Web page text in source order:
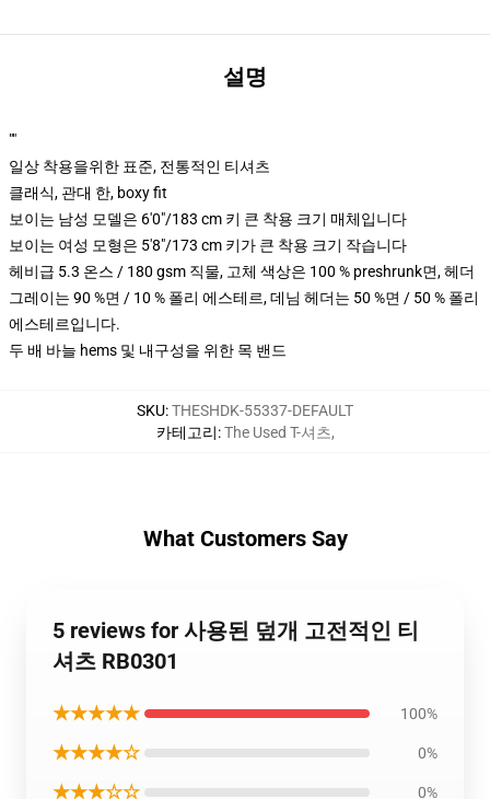
설명
""
일상 착용을위한 표준, 전통적인 티셔츠
클래식, 관대 한, boxy fit
보이는 남성 모델은 6'0"/183 cm 키 큰 착용 크기 매체입니다
보이는 여성 모형은 5'8"/173 cm 키가 큰 착용 크기 작습니다
헤비급 5.3 온스 / 180 gsm 직물, 고체 색상은 100 % preshrunk면, 헤더
그레이는 90 %면 / 10 % 폴리 에스테르, 데님 헤더는 50 %면 / 50 % 폴리
에스테르입니다.
두 배 바늘 hems 및 내구성을 위한 목 밴드
SKU:THESHDK-55337-DEFAULT
카테고리:The Used T-셔츠,
What Customers Say
5 reviews for 사용된 덮개 고전적인 티
셔츠 RB0301
★★★★★ 100%
★★★★☆ 0%
★★★☆☆ 0%